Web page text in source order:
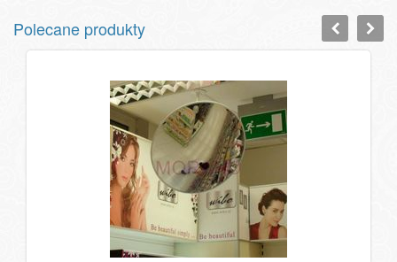
Polecane produkty